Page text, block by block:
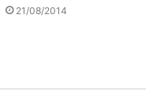
21/08/2014